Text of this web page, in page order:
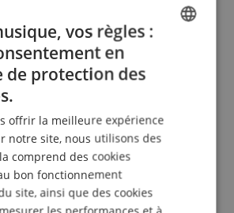
livraison
32.8 AVB-Stagebox
00121442
FRENCH
SPANISH
vos règles :
en
de protection des
offrir la meilleure expérience
notre site, nous utilisons des
comprend des cookies
bon fonctionnement
site, ainsi que des cookies